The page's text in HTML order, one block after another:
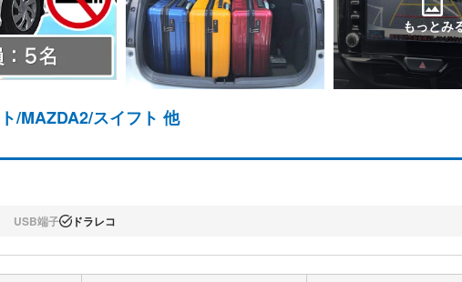
もっとみ
/MAZDA2/スイフト 他
USB端子 ドラレコ